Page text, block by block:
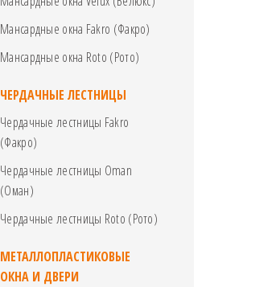
Мансардные окна Fakro (Факро)
Мансардные окна Roto (Рото)
ЧЕРДАЧНЫЕ ЛЕСТНИЦЫ
Чердачные лестницы Fakro
(Факро)
Чердачные лестницы Oman
(Оман)
Чердачные лестницы Roto (Рото)
МЕТАЛЛОПЛАСТИКОВЫЕ
ОКНА И ДВЕРИ